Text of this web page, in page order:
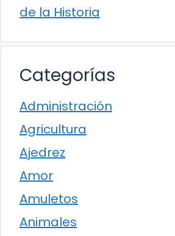
de la Historia
Categorías
Administración
Agricultura
Ajedrez
Amor
Amuletos
Animales